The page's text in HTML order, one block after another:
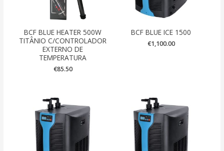
BCF BLUE HEATER 500W
TITÂNIO C/CONTROLADOR
EXTERNO DE
TEMPERATURA
€85.50
BCF BLUE ICE 1500
€1,100.00